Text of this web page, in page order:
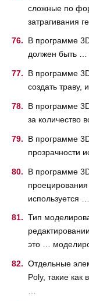
сложные по
затрагивания
В программе
должен быть …
В программе
создать траву,
В программе
за количество
В программе
прозрачности
В программе
используется …
Тип
это …
Отдельные
Poly, такие
…